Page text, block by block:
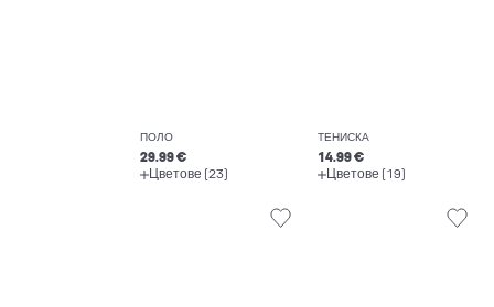
ПОЛО
29.99 €
Цветове (23)
ТЕНИСКА
14.99 €
Цветове (19)